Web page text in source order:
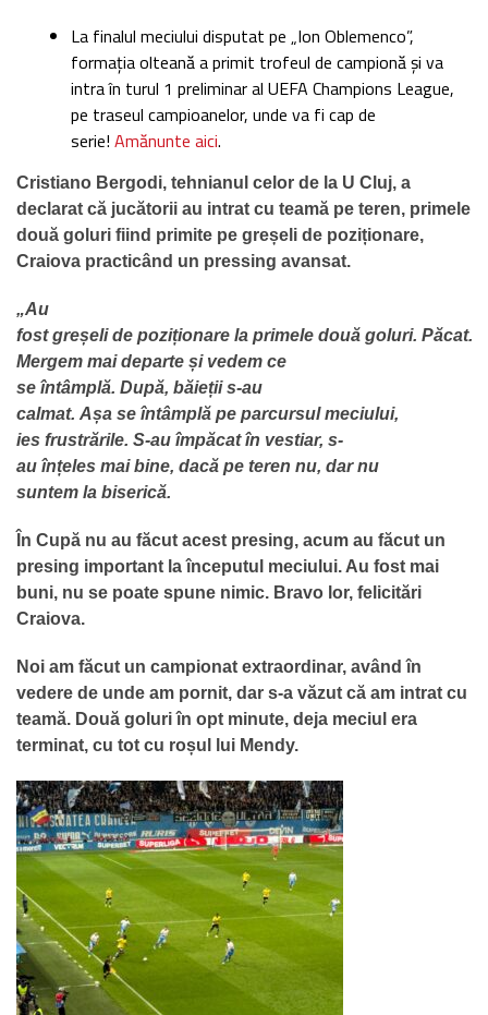
La finalul meciului disputat pe „Ion Oblemenco”,
formația olteană a primit trofeul de campionă și va
intra în turul 1 preliminar al UEFA Champions League,
pe traseul campioanelor, unde va fi cap de
serie! Amănunte aici.
Cristiano Bergodi, tehnianul celor de la U Cluj, a
declarat că jucătorii au intrat cu teamă pe teren, primele
două goluri fiind primite pe greșeli de poziționare,
Craiova practicând un pressing avansat.
„Au
fostgreșelide poziționare la primele două goluri. Păcat.
Mergem maideparte șivedem ce
se întâmplă. După, băiețiis-au
calmat. Așa se întâmplă pe parcursul meciului,
ies frustrările. S-au împăcat în vestiar, s-
au înțeles maibine, dacă pe teren nu, dar nu
suntem la biserică.
În Cupă nu au făcut acest presing, acum au făcut un
presing important la începutul meciului. Au fost mai
buni, nu se poate spune nimic. Bravo lor, felicitări
Craiova.
Noi am făcut un campionat extraordinar, având în
vedere de unde am pornit, dar s-a văzut că am intrat cu
teamă. Două goluri în opt minute, deja meciul era
terminat, cu tot cu roșul lui Mendy.